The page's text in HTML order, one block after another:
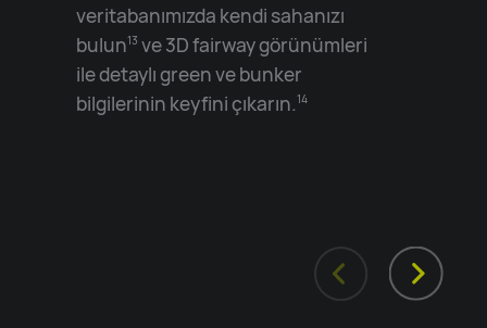
veritabanımızda kendi sahanızı
bulun13 ve 3D fairway görünümleri
ile detaylı green ve bunker
bilgilerinin keyfini çıkarın.14